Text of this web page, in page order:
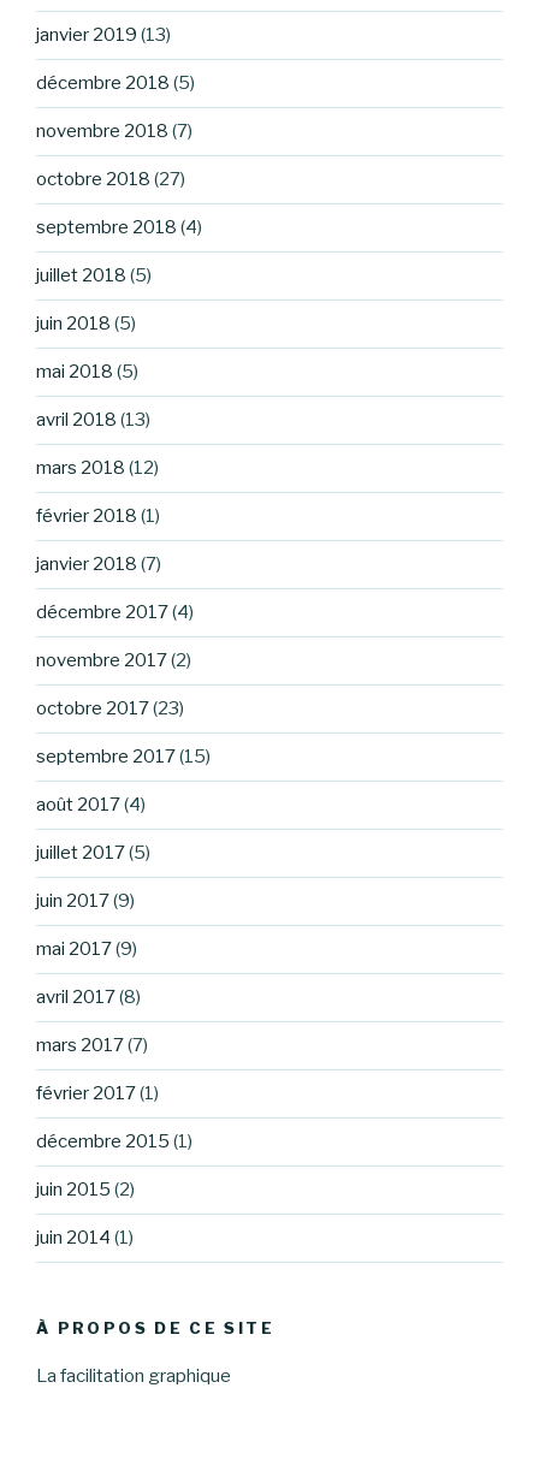
janvier 2019 (13)
décembre 2018 (5)
novembre 2018 (7)
octobre 2018 (27)
septembre 2018 (4)
juillet 2018 (5)
juin 2018 (5)
mai 2018 (5)
avril 2018 (13)
mars 2018 (12)
février 2018 (1)
janvier 2018 (7)
décembre 2017(4)
novembre 2017(2)
octobre 2017(23)
septembre 2017(15)
août 2017(4)
juillet 2017(5)
juin 2017(9)
mai 2017(9)
avril 2017(8)
mars 2017(7)
février 2017(1)
décembre 2015 (1)
juin 2015 (2)
juin 2014 (1)
À PROPOS DE CE SITE
La facilitation graphique